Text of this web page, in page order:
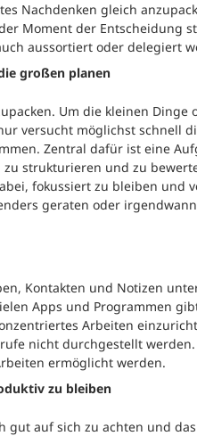
Nachdenken gleich
Moment der Entscheidung
aussortiert oder delegiert
großen planen
Um die kleinen Dinge
versucht möglichst schnell
Zentral dafür ist eine
strukturieren und zu
fokussiert zu bleiben und
geraten oder
Kontakten und Notizen
Apps und Programmen
Arbeiten
nicht durchgestellt werden.
ermöglicht werden.
zu bleiben
gut auf sich zu achten und